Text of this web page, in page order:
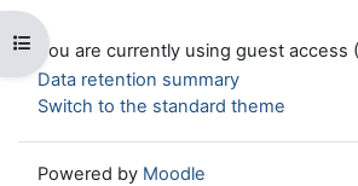
Open course index
You are currently using guest access (
Data retention summary
Switch to the standard theme
Powered by Moodle